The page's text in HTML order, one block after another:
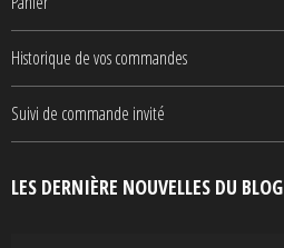
Historique de vos commandes
Suivi de commande invité
LES DERNIÈRE NOUVELLES DU BLOG